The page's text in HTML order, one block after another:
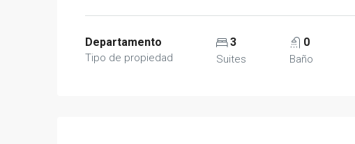
Departamento
Tipo de propiedad
3
Suites
0
Baño